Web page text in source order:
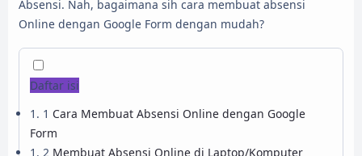
Absensi. Nah, bagaimana sih cara membuat absensi
Online dengan Google Form dengan mudah?
Daftar isi
1 Cara Membuat Absensi Online dengan Google
Form
2 Membuat Absensi Online di Laptop/Komputer